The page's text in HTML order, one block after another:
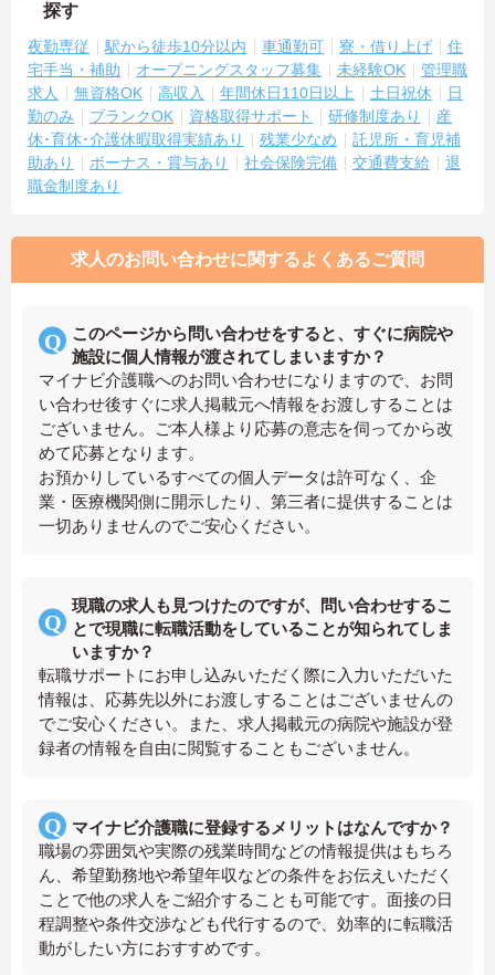
探す
夜勤専従 駅から徒歩10分以内 車通勤可 寮・借り上げ
住
宅手当・補助
オープニングスタッフ募集 未経験OK
管理職
求人
無資格OK 高収入 年間休日110日以上 土日祝休
日
勤のみ
ブランクOK 資格取得サポート 研修制度あり
産
休･育休･介護休暇取得実績あり
残業少なめ
託児所・育児補
助あり
ボーナス・賞与あり 社会保険完備 交通費支給
退
職金制度あり
求人のお問い合わせに関するよくあるご質問
このページから問い合わせをすると、すぐに病院や
施設に個人情報が渡されてしまいますか？
マイナビ介護職へのお問い合わせになりますので、お問
い合わせ後すぐに求人掲載元へ情報をお渡しすることは
ございません。ご本人様より応募の意志を伺ってから改
めて応募となります。
お預かりしているすべての個人データは許可なく、企
業・医療機関側に開示したり、第三者に提供することは
一切ありませんのでご安心ください。
現職の求人も見つけたのですが、問い合わせするこ
とで現職に転職活動をしていることが知られてしま
いますか？
転職サポートにお申し込みいただく際に入力いただいた
情報は、応募先以外にお渡しすることはございませんの
でご安心ください。また、求人掲載元の病院や施設が登
録者の情報を自由に閲覧することもございません。
マイナビ介護職に登録するメリットはなんですか？
職場の雰囲気や実際の残業時間などの情報提供はもちろ
ん、希望勤務地や希望年収などの条件をお伝えいただく
ことで他の求人をご紹介することも可能です。面接の日
程調整や条件交渉なども代行するので、効率的に転職活
動がしたい方におすすめです。